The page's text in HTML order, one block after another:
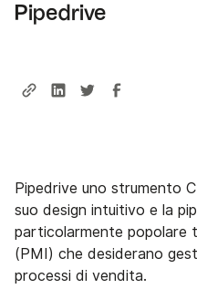
Pipedrive
Pipedrive uno strumento
suo design intuitivo e la
particolarmente popolare
(PMI) che desiderano
processi di vendita.